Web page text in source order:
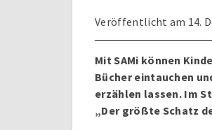
Veröffentlicht am 14.
Mit SAMi können
Bücher eintauchen
erzählen lassen. Im
„Der größte Schatz